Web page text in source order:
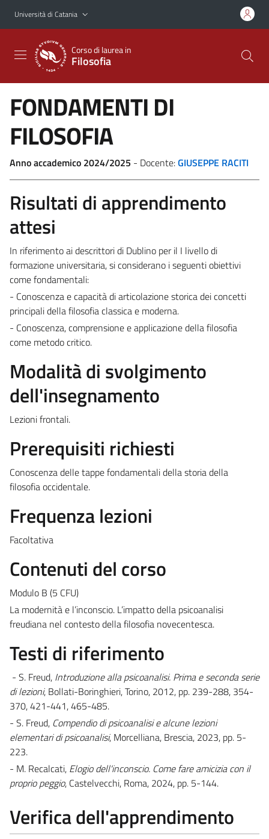
Vai al contenuto principale
Vai al menu di navigazione
Università di Catania
Corso di laurea in
Filosofia
FONDAMENTI DI
FILOSOFIA
Anno accademico 2024/2025 - Docente:GIUSEPPE RACITI
Risultati di apprendimento
attesi
In riferimento ai descrittori di Dublino per il I livello di
formazione universitaria, si considerano i seguenti obiettivi
come fondamentali:
- Conoscenza e capacità di articolazione storica dei concetti
principali della filosofia classica e moderna.
- Conoscenza, comprensione e applicazione della filosofia
come metodo critico.
Modalità di svolgimento
dell'insegnamento
Lezioni frontali.
Prerequisiti richiesti
Conoscenza delle tappe fondamentali della storia della
filosofia occidentale.
Frequenza lezioni
Facoltativa
Contenuti del corso
Modulo B (5 CFU)
La modernità e l’inconscio. L’impatto della psicoanalisi
freudiana nel contesto della filosofia novecentesca.
Testi di riferimento
- S. Freud, Introduzione alla psicoanalisi. Prima e seconda serie
di lezioni, Bollati-Boringhieri, Torino, 2012, pp. 239-288, 354-
370, 421-441, 465-485.
- S. Freud, Compendio di psicoanalisi e alcune lezioni
elementari di psicoanalisi, Morcelliana, Brescia, 2023, pp. 5-
223.
- M. Recalcati, Elogio dell'inconscio. Come fare amicizia con il
proprio peggio, Castelvecchi, Roma, 2024, pp. 5-144.
Verifica dell'apprendimento